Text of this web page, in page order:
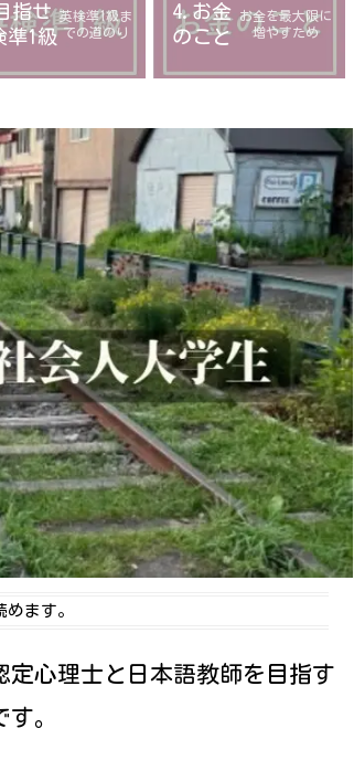
指せ
準1級
英検準1級ま
での道のり
4.お金
のこと
お金を最大限に
増やすため
めます。
心理士と日本語教師を目指す
。